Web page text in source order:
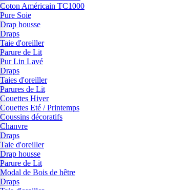
Coton Américain TC1000
Pure Soie
Drap housse
Draps
Taie d'oreiller
Parure de Lit
Pur Lin Lavé
Draps
Taies d'oreiller
Parures de Lit
Couettes Hiver
Couettes Eté / Printemps
Coussins décoratifs
Chanvre
Draps
Taie d'oreiller
Drap housse
Parure de Lit
Modal de Bois de hêtre
Draps